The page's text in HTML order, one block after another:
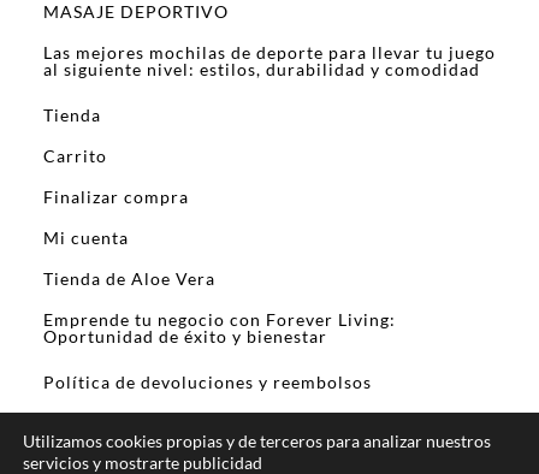
MASAJE DEPORTIVO
Las mejores mochilas de deporte para llevar tu juego
al siguiente nivel: estilos, durabilidad y comodidad
Tienda
Carrito
Finalizar compra
Mi cuenta
Tienda de Aloe Vera
Emprende tu negocio con Forever Living:
Oportunidad de éxito y bienestar
Política de devoluciones y reembolsos
Utilizamos cookies propias y de terceros para analizar nuestros
servicios y mostrarte publicidad